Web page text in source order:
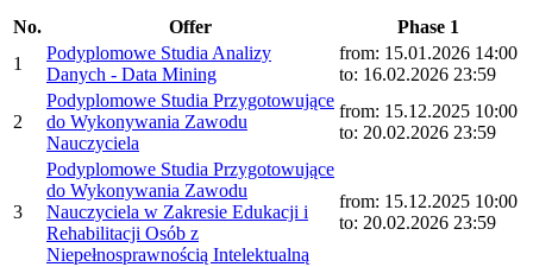
No. Offer
Phase 1
1
Podyplomowe Studia Analizy
Danych - Data Mining
from: 15.01.2026 14:00
to: 16.02.2026 23:59
2
Podyplomowe Studia Przygotowujące
do Wykonywania Zawodu
Nauczyciela
from: 15.12.2025 10:00
to: 20.02.2026 23:59
3
Podyplomowe Studia Przygotowujące
do Wykonywania Zawodu
Nauczyciela w Zakresie Edukacji i
Rehabilitacji Osób z
Niepełnosprawnością Intelektualną
from: 15.12.2025 10:00
to: 20.02.2026 23:59